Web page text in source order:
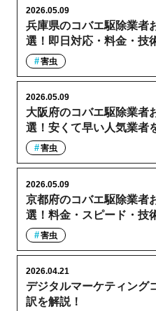
兵庫県のコバエ駆除業者
選！即日対応・料金・技
2026.05.09
害虫
大阪府のコバエ駆除業者
選！安くて早い人気業者
2026.05.09
害虫
京都府のコバエ駆除業者
選！料金・スピード・技
2026.05.09
害虫
デジタルマーケティング
訳を解説！
2026.04.21